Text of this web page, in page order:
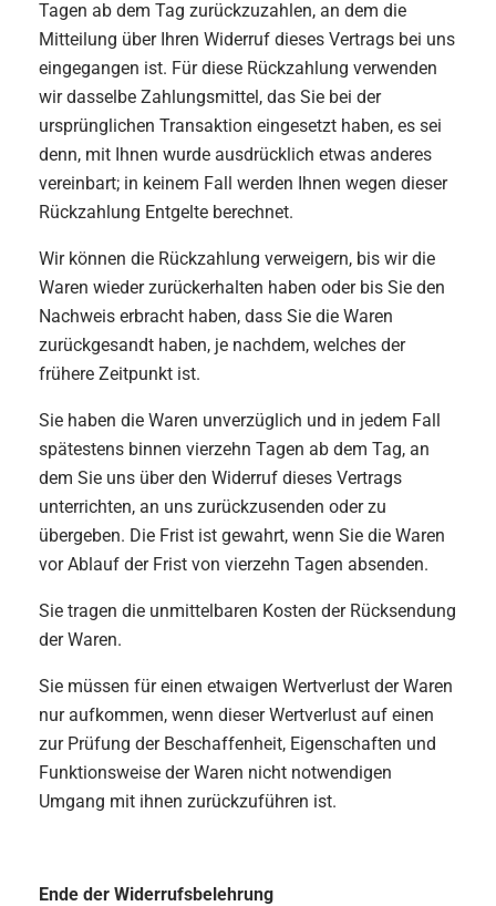
Tagen ab dem Tag zurückzuzahlen, an dem die
Mitteilung über Ihren Widerruf dieses Vertrags bei uns
eingegangen ist. Für diese Rückzahlung verwenden
wir dasselbe Zahlungsmittel, das Sie bei der
ursprünglichen Transaktion eingesetzt haben, es sei
denn, mit Ihnen wurde ausdrücklich etwas anderes
vereinbart; in keinem Fall werden Ihnen wegen dieser
Rückzahlung Entgelte berechnet.
Wir können die Rückzahlung verweigern, bis wir die
Waren wieder zurückerhalten haben oder bis Sie den
Nachweis erbracht haben, dass Sie die Waren
zurückgesandt haben, je nachdem, welches der
frühere Zeitpunkt ist.
Sie haben die Waren unverzüglich und in jedem Fall
spätestens binnen vierzehn Tagen ab dem Tag, an
dem Sie uns über den Widerruf dieses Vertrags
unterrichten, an uns zurückzusenden oder zu
übergeben. Die Frist ist gewahrt, wenn Sie die Waren
vor Ablauf der Frist von vierzehn Tagen absenden.
Sie tragen die unmittelbaren Kosten der Rücksendung
der Waren.
Sie müssen für einen etwaigen Wertverlust der Waren
nur aufkommen, wenn dieser Wertverlust auf einen
zur Prüfung der Beschaffenheit, Eigenschaften und
Funktionsweise der Waren nicht notwendigen
Umgang mit ihnen zurückzuführen ist.
Ende der Widerrufsbelehrung